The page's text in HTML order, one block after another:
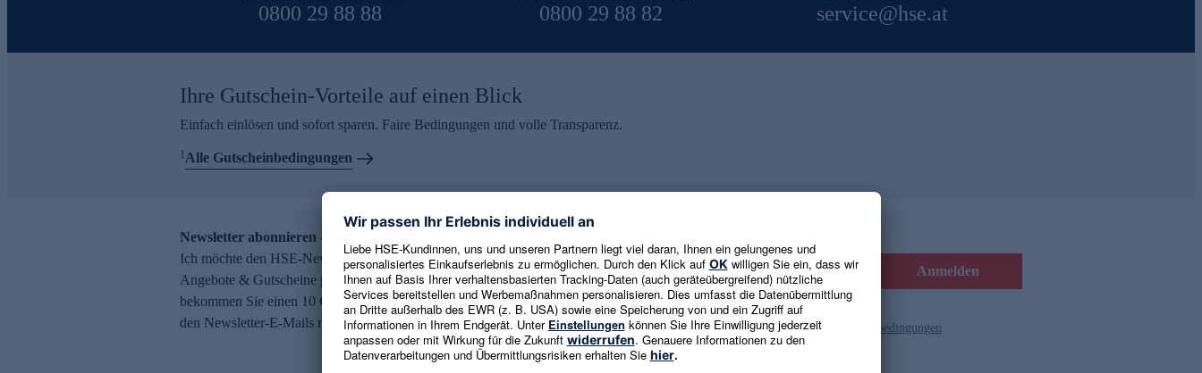
0800 29 88 88 0800 29 88 82 service@hse.at
Ihre Gutschein-Vorteile auf einen Blick
Einfach einlösen und sofort sparen. Faire Bedingungen und volle Transparenz.
1Alle Gutscheinbedingungen
Newsletter abonnieren – 10 € Gutschein erhalten
Ich möchte den HSE-Newsletter abonnieren und aktuelle Trends,
Angebote & Gutscheine per E-Mail erhalten. Als Dankeschön
bekommen Sie einen 10 € Gutschein. Eine Abmeldung ist jederzeit in
den Newsletter-E-Mails möglich.
E-Mail-Adresse eingeben Anmelden
Es gelten die Datenschutzrichtlinienund die Gutscheinbedingungen